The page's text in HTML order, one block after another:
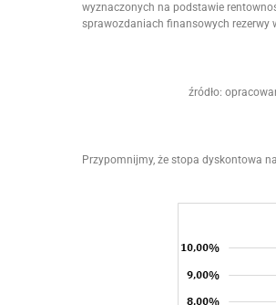
wyznaczonych na podstawie
sprawozdaniach finansowych rezerwy
źródło: opracowanie
Przypomnijmy, że stopa dyskontowa